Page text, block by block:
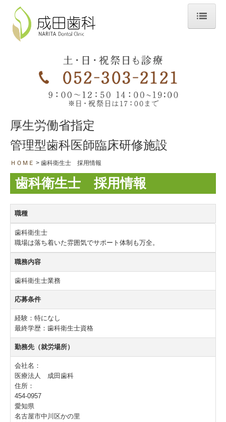
ＨＯＭＥ
当院のこだわり
スタッフ・院内紹介
診療時間＆アクセス
診療案内
一般診療
歯科口腔外科
訪問診療・往診
矯正歯科
歯周病治療
予防歯科
小児歯科
拡大化治療
インプラント
特殊な入れ歯
ホワイトニング
スポーツマウスガード
保険外治療と料金
歯科衛生士 採用情報
歯科助手 採用情報
厚生労働省指定
管理型歯科医師臨床研修施設
ＨＯＭＥ 歯科衛生士 採用情報
歯科衛生士 採用情報
職種
歯科衛生士
職場は落ち着いた雰囲気でサポート体制も万全。
職務内容
歯科衛生士業務
応募条件
経験：特になし
最終学歴：歯科衛生士資格
勤務先（就労場所）
会社名：
医療法人 成田歯科
住所：
454-0957
愛知県
名古屋市中川区かの里